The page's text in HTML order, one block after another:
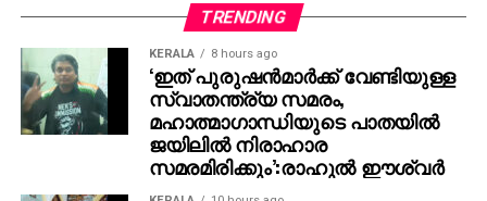
ഗാരേജിലുള്ള മറ്റ് വാഹനങ്ങളും പിടിച്ചെടുത്തത്. അമിത്
ചക്കാലക്കല്‍ ഒന്നിലധികം തവണ കസ്റ്റംസ് മുന്നില്‍
ഹാജരായി രേഖകള്‍ സമര്‍പ്പിച്ചിരുന്നു. ഗാരേജില്‍
നിന്നുള്ള വാഹനങ്ങള്‍
അറ്റകുറ്റപ്പണിക്കെത്തിച്ചതാണെന്ന് അമിത് വ്യക്തമാക്കി.
വാഹനങ്ങളുടെ യഥാര്‍ത്ഥ ഉടമകളും നേരത്തെ കസ്റ്റംസ്
ഉദ്യോഗസ്ഥരോട് ഹാജരായിരുന്നു. ഭൂട്ടാന്‍, നേപ്പാള്‍
TRENDING
KERALA 8 hours ago
‘ഇത് പുരുഷന്‍മാര്‍ക്ക് വേണ്ടിയുള്ള
സ്വാതന്ത്ര്യ സമരം,
മഹാത്മാഗാന്ധിയുടെ പാതയില്‍
ജയിലില്‍ നിരാഹാര
സമരമിരിക്കും’:രാഹുല്‍ ഈശ്വര്‍